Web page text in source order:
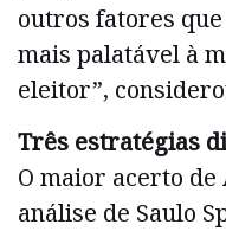
outros fatores
mais palatável à
eleitor”,
Três estratégias
O maior acerto
análise de Saulo